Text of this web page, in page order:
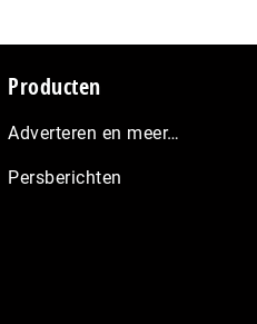
Producten
Adverteren en meer…
Persberichten